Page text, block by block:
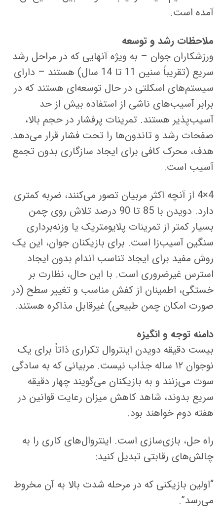
آمده است.
ملاحظات رشد و توسعه
ورزشکاران جوان – به ویژه آنهایی که در مراحل رشد
سریع (تقریباً سنین 11 تا 14 سال) هستند – دارای
سیستم‌های اسکلتی در حال توسعه‌ای هستند که در
برابر آسیب‌های ناشی از استفاده بیش از حد
آسیب‌پذیر هستند. تمرینات پرفشار در حجم بالا،
صفحات رشد و تاندون‌ها را تحت فشار قرار می‌دهد.
هدف، محرک کافی برای ایجاد سازگاری بدون تجمع
آسیب است.
4×4 از آنچه اکثر مربیان تصور می‌کنند، ضربه کمتری
دارد. دویدن با 85 تا 90 درصد تلاش روی چمن
بسیار کمتر از تمرینات پلایومتریک یا وزنه‌برداری
سنگین آسیب‌زا است. برای بازیکنان جوان، این یک
روش مفید برای ایجاد تناسب اندام بدون ایجاد
استرس غیرضروری است. با این حال، نظارت بر
خستگی، اطمینان از کفش مناسب و تغییر سطح (در
صورت امکان چمن طبیعی) غیرقابل مذاکره هستند.
دامنه توجه و انگیزه
بیست دقیقه دویدن اینتروال تکراری ذاتاً برای یک
نوجوان ۱۲ ساله جذاب نیست. مربیانی که به سادگی
سوت می‌زنند و به بازیکنان می‌گویند چهار دقیقه
سریع بدوند، شاهد کاهش میزان رعایت قوانین در
هفته دوم خواهند بود.
راه حل، بازی‌سازی است. اینتروال‌های کاری را به
چالش‌های رقابتی تبدیل کنید:
“اولین بازیکنی که در مرحله شدت بالا به آن مخروط
می‌رسد”.